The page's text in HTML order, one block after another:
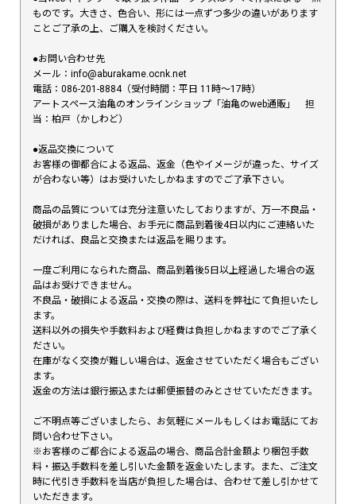
ものです。大きさ、色合い、形には一点ずつ多少の違いがあります
ことご了承の上、ご購入を検討ください。
●お問い合わせ先
メール：info@aburakame.ocnk.net
電話：086-201-8884（受付時間：平日 11時〜17時）
アートスペース油亀のオンラインショップ「油亀のweb通販」 担
当：柏戸（かしわど）
●返品交換について
お客様の御都合による返品、返金（色やイメージが違った、サイズ
が合わない等）はお受けいたしかねますのでご了承下さい。
商品の品質については充分注意いたしておりますが、万一不良品・
破損がありました場合、お手元に商品到着後4日以内にご連絡いた
だければ、良品と交換または返品を賜ります。
一度ご利用になられた商品、商品到着後5日以上経過した場合の返
品はお受けできません。
不良品・破損による返品・交換の際は、送料を弊社にて負担いたし
ます。
送料以外の損失や手数料および経費は負担しかねますのでご了承く
ださい。
在庫がなく交換が難しい場合は、返金させていただく場合もござい
ます。
返金の方法は銀行振込または郵便振替のみとさせていただきます。
ご不明点等ございましたら、お気軽にメールもしくはお電話にてお
問い合わせ下さい。
※お客様のご都合による返品の場合、商品合計金額より梱包手数
料・振込手数料を差し引いた金額を返金いたします。また、ご注文
時に代引き手数料を当店が負担した場合は、合わせて差し引かせて
いただきます。